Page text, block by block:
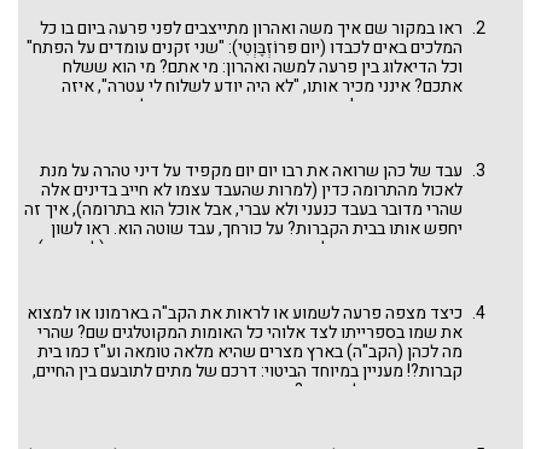
ראו במקור שם איך משה ואהרון מתייצבים לפני פרעה ביום בו כל
המלכים באים לכבדו (יום פּרוֹזְבֶּוְטִי): "שני זקנים עומדים על הפתח"
וכל הדיאלוג בין פרעה למשה ואהרון: מי אתם? מי הוא ששלח
אתכם? אינני מכיר אותו, "לא היה יודע לשלוח לי עטרה", איזה
כתבים בידכם וכו'. ואנחנו התמקדנו בקטע הנוגע לעניינינו.
עבד של כהן שרואה את רבו יום יום מקפיד על דיני טהרה על מנת
לאכול מהתרומה כדין (למרות שהעבד עצמו לא חייב בדינים אלה
שהרי מדובר בעבד כנעני ולא עברי, אבל אוכל הוא בתרומה), איך זה
יחפש אותו בבית הקברות? על כורחך, עבד שוטה הוא. ראו לשון
מדרשים מאוחרים על מוטיב זה, כגון פסיקתא זוטרתא (לקח טוב)
ומשם לקחנו את כותרת הדף.
כיצד מצפה פרעה לשמוע או לראות את הקב"ה בארמונו או למצוא
את שמו בספרייתו לצד אלוהי כל האומות המקוטלגים שם? שהרי
מה לכהן (הקב"ה) בארץ מצרים שהיא מלאה טומאה וע"ז כמו בית
קברות?! מעניין במיוחד הביטוי: דרכם של מתים לתובעם בין החיים,
שמא החיים אצל המתים? שפירושו, שהמתים מצויים בקרב החיים